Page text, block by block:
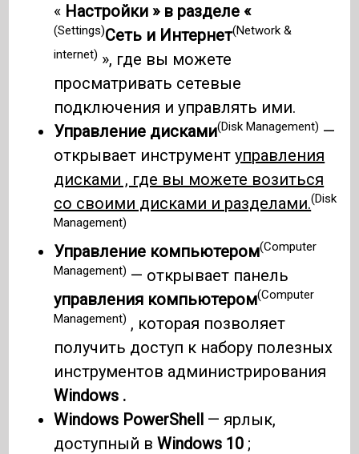
« Настройки » в разделе «
(Settings)Сеть и Интернет(Network &
internet) », где вы можете
просматривать сетевые
подключения и управлять ими.
Управление дисками(Disk Management) —
открывает инструментуправления
дисками , где вы можете возиться
со своими дисками и разделами.(Disk
Management)
Управление компьютером(Computer
Management) — открывает панель
управления компьютером(Computer
Management) , которая позволяет
получить доступ к набору полезных
инструментов администрирования
Windows .
Windows PowerShell — ярлык,
доступный вWindows 10 ;